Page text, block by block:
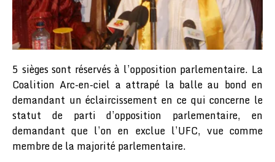
5 sièges sont réservés à l’opposition parlementaire. La
Coalition Arc-en-ciel a attrapé la balle au bond en
demandant un éclaircissement en ce qui concerne le
statut de parti d’opposition parlementaire, en
demandant que l’on en exclue l’UFC, vue comme
membre de la majorité parlementaire.